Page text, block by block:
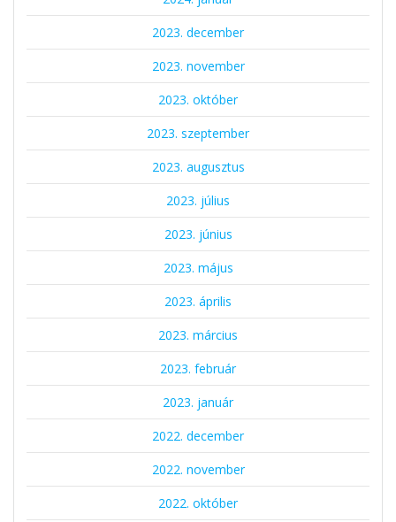
2023. december
2023. november
2023. október
2023. szeptember
2023. augusztus
2023. július
2023. június
2023. május
2023. április
2023. március
2023. február
2023. január
2022. december
2022. november
2022. október